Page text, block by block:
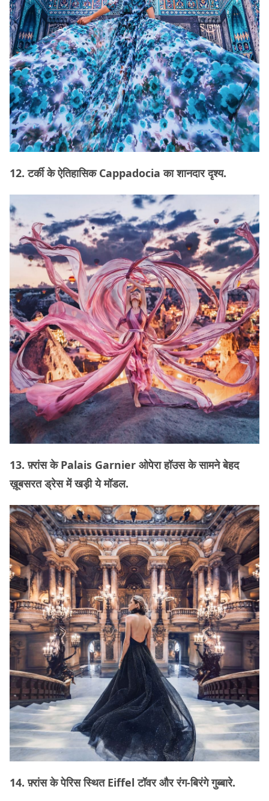
12. टर्की के ऐतिहासिक Cappadocia का शानदार दृश्य.
13. फ़्रांस के Palais Garnier ओपेरा हॉउस के सामने बेहद
ख़ूबसरत ड्रेस में खड़ी ये मॉडल.
14. फ़्रांस के पेरिस स्थित Eiffel टॉवर और रंग-बिरंगे गुब्बारे.